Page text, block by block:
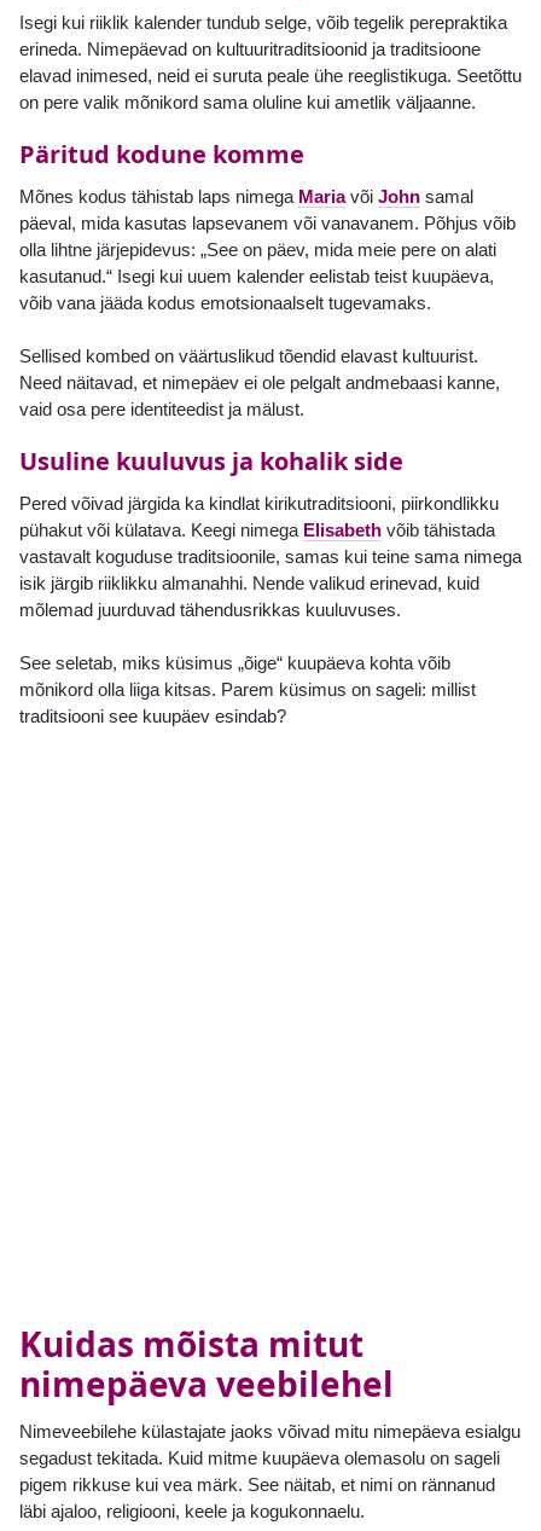
Isegi kui riiklik kalender tundub selge, võib tegelik perepraktika
erineda. Nimepäevad on kultuuritraditsioonid ja traditsioone
elavad inimesed, neid ei suruta peale ühe reeglistikuga. Seetõttu
on pere valik mõnikord sama oluline kui ametlik väljaanne.
Päritud kodune komme
Mõnes kodus tähistab laps nimega Mariavõi John samal
päeval, mida kasutas lapsevanem või vanavanem. Põhjus võib
olla lihtne järjepidevus: „See on päev, mida meie pere on alati
kasutanud.“ Isegi kui uuem kalender eelistab teist kuupäeva,
võib vana jääda kodus emotsionaalselt tugevamaks.
Sellised kombed on väärtuslikud tõendid elavast kultuurist.
Need näitavad, et nimepäev ei ole pelgalt andmebaasi kanne,
vaid osa pere identiteedist ja mälust.
Usuline kuuluvus ja kohalik side
Pered võivad järgida ka kindlat kirikutraditsiooni, piirkondlikku
pühakut või külatava. Keegi nimega Elisabeth võib tähistada
vastavalt koguduse traditsioonile, samas kui teine sama nimega
isik järgib riiklikku almanahhi. Nende valikud erinevad, kuid
mõlemad juurduvad tähendusrikkas kuuluvuses.
See seletab, miks küsimus „õige“ kuupäeva kohta võib
mõnikord olla liiga kitsas. Parem küsimus on sageli: millist
traditsiooni see kuupäev esindab?
Kuidas mõista mitut
nimepäeva veebilehel
Nimeveebilehe külastajate jaoks võivad mitu nimepäeva esialgu
segadust tekitada. Kuid mitme kuupäeva olemasolu on sageli
pigem rikkuse kui vea märk. See näitab, et nimi on rännanud
läbi ajaloo, religiooni, keele ja kogukonnaelu.